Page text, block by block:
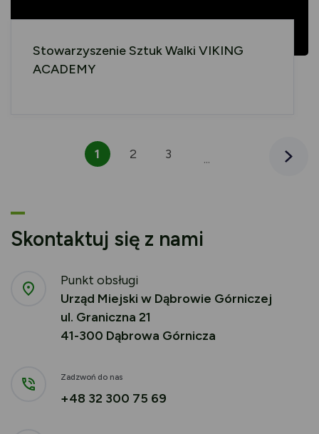
Stowarzyszenie Sztuk Walki VIKING
ACADEMY
1 2 3 ...
Skontaktuj się z nami
Punkt obsługi
Urząd Miejski w Dąbrowie Górniczej
ul. Graniczna 21
41-300 Dąbrowa Górnicza
Zadzwoń do nas
+48 32 300 75 69